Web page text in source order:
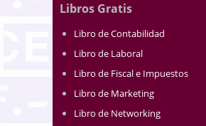
Libros Gratis
Libro de Contabilidad
Libro de Laboral
Libro de Fiscal e Impuestos
Libro de Marketing
Libro de Networking